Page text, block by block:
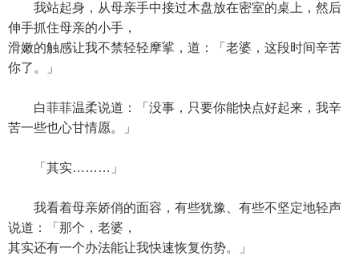
我站起身，从母亲手中接过木盘放在密室的桌上，然后
伸手抓住母亲的小手，
滑嫩的触感让我不禁轻轻摩挲，道：「老婆，这段时间辛苦
你了。」
白菲菲温柔说道：「没事，只要你能快点好起来，我辛
苦一些也心甘情愿。」
「其实………」
我看着母亲娇俏的面容，有些犹豫、有些不坚定地轻声
说道：「那个，老婆，
其实还有一个办法能让我快速恢复伤势。」